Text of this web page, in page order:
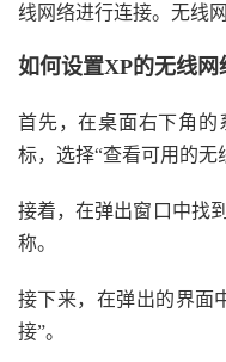
线网络进行连接。无线
如何设置XP的无线网
首先，在桌面右下角的
标，选择“查看可用的无
接着，在弹出窗口中找
称。
接下来，在弹出的界面
接”。